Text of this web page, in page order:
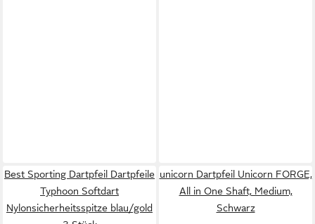
Best Sporting Dartpfeil Dartpfeile
Typhoon Softdart
Nylonsicherheitsspitze blau/gold
unicorn Dartpfeil Unicorn FORGE,
All in One Shaft, Medium,
Schwarz